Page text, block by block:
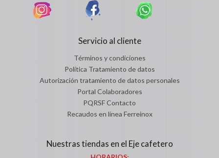
Servicio al cliente
Términos y condiciones
Política Tratamiento de datos
Autorización tratamiento de datos personales
Portal Colaboradores
PQRSF Contacto
Recaudos en línea Ferreinox
Nuestras tiendas en el Eje cafetero